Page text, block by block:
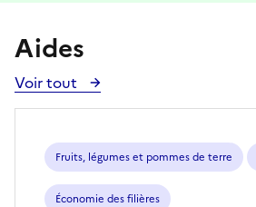
Aides
Voir tout
Voir
toutes
aides
Fruits, légumes et pommes de terre
Économie des filières